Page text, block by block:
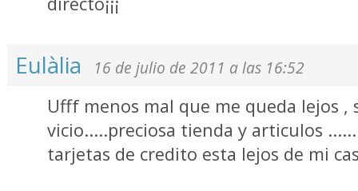
Eulàlia 16 de julio de 2011 a las 16:52
Ufff menos mal que me queda lejos ,
vicio.....preciosa tienda y articulos
tarjetas de credito esta lejos de mi